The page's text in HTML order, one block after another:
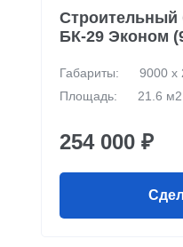
Строительный
БК-29 Эконом
Габариты:
9000 х
Площадь:
21.6 м2
254 000 ₽